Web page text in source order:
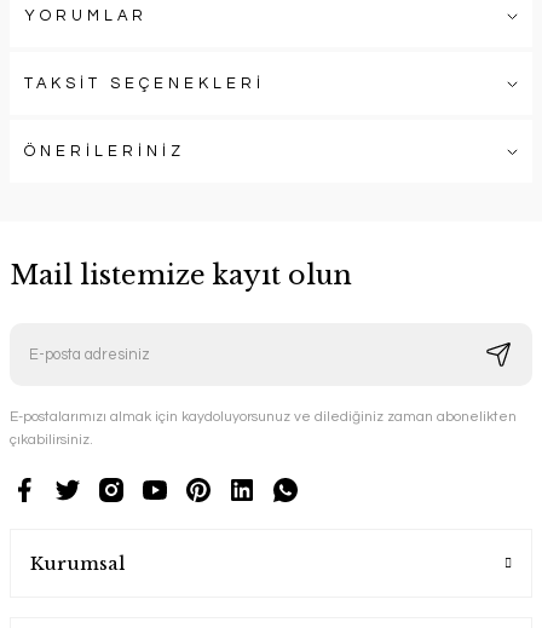
YORUMLAR
TAKSİT SEÇENEKLERİ
ÖNERİLERİNİZ
Mail listemize kayıt olun
E-postalarımızı almak için kaydoluyorsunuz ve dilediğiniz zaman abonelikten
çıkabilirsiniz.
Kurumsal